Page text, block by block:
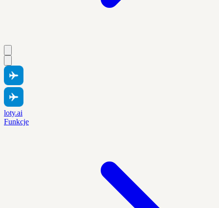
loty.ai
Funkcje